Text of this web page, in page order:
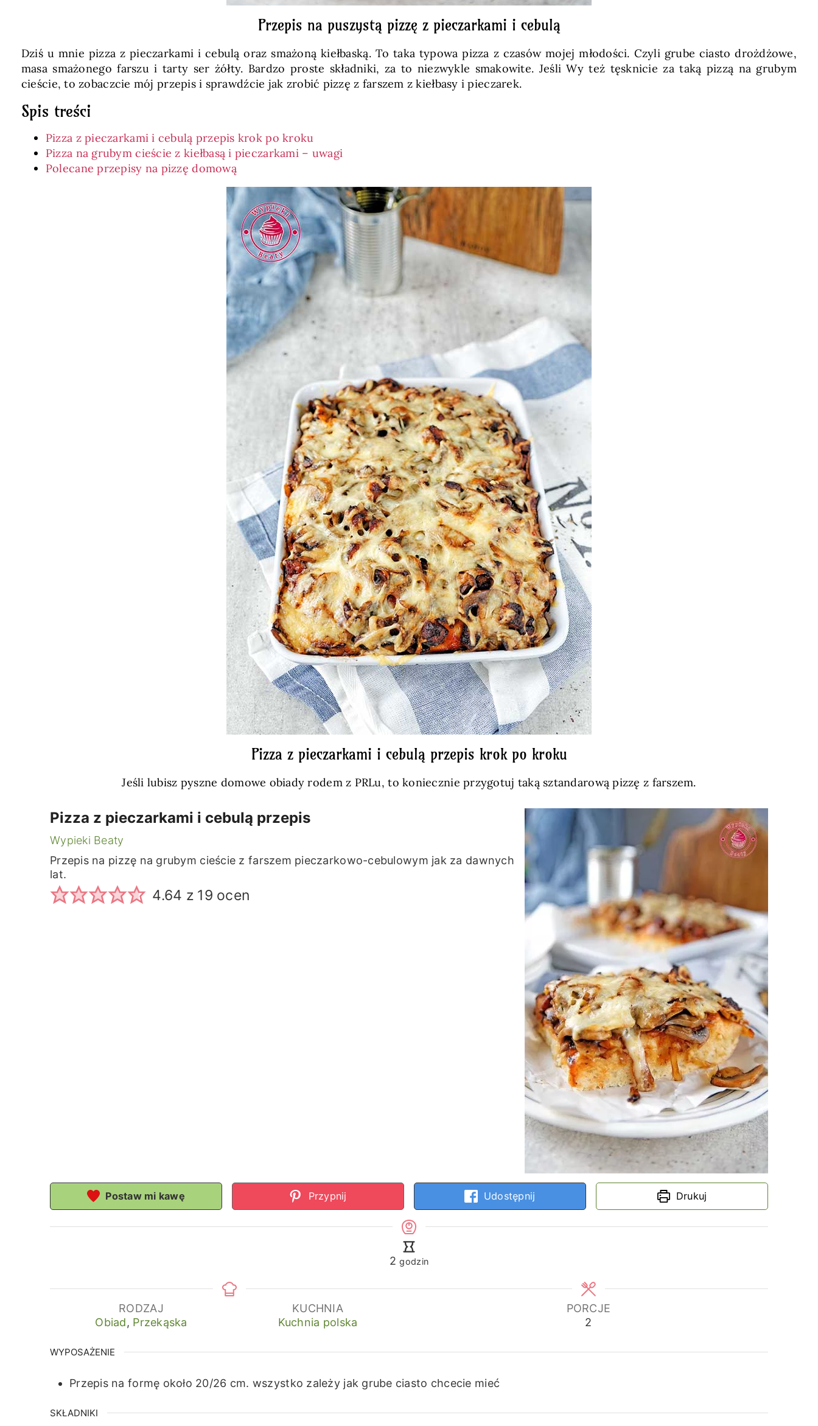
Przepis na puszystą pizzę z pieczarkami i cebulą
Dziś u mnie pizza z pieczarkami i cebulą oraz smażoną kiełbaską. To taka typowa pizza z czasów mojej młodości. Czyli grube ciasto drożdżowe,
masa smażonego farszu i tarty ser żółty. Bardzo proste składniki, za to niezwykle smakowite. Jeśli Wy też tęsknicie za taką pizzą na grubym
cieście, to zobaczcie mój przepis i sprawdźcie jak zrobić pizzę z farszem z kiełbasy i pieczarek.
Spis treści
Pizza z pieczarkami i cebulą przepis krok po kroku
Pizza na grubym cieście z kiełbasą i pieczarkami – uwagi
Polecane przepisy na pizzę domową
Pizza z pieczarkami i cebulą przepis krok po kroku
Jeśli lubisz pyszne domowe obiady rodem z PRLu, to koniecznie przygotuj taką sztandarową pizzę z farszem.
Pizza z pieczarkami i cebulą przepis
Wypieki Beaty
Przepis na pizzę na grubym cieście z farszem pieczarkowo-cebulowym jak za dawnych
lat.
4.64 z 19 ocen
Postaw mi kawę Przypnij Udostępnij Drukuj
2 godziny
godzin
RODZAJ
Obiad, Przekąska
KUCHNIA
Kuchnia polska
PORCJE
2
WYPOSAŻENIE
Przepis na formę około 20/26 cm. wszystko zależy jak grube ciasto chcecie mieć
SKŁADNIKI